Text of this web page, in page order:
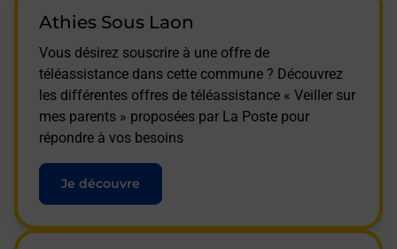
Athies Sous Laon
Vous désirez souscrire à une offre de
téléassistance dans cette commune ? Découvrez
les différentes offres de téléassistance « Veiller sur
mes parents » proposées par La Poste pour
répondre à vos besoins
Je découvre